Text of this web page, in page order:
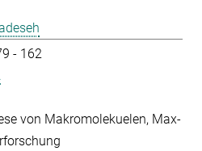
- 162
von Makromolekuelen Max-